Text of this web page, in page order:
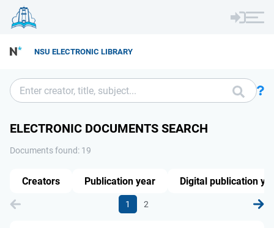
NSU ELECTRONIC LIBRARY
ELECTRONIC DOCUMENTS SEARCH
Documents found: 19
1 2
Creators Publication year Digital publication